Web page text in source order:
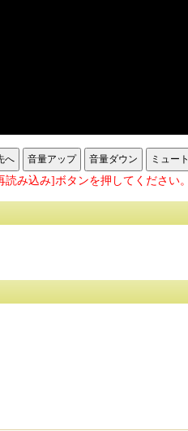
へ 音量アップ 音量ダウン ミュート
み込み]ボタンを押してください。